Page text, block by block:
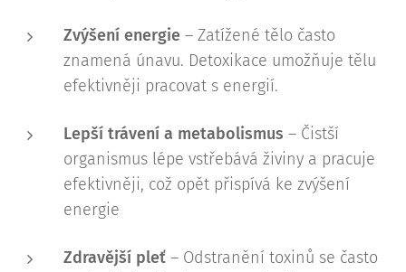
Zvýšení energie – Zatížené tělo často
znamená únavu. Detoxikace umožňuje tělu
efektivněji pracovat s energií.
Lepší trávení a metabolismus – Čistší
organismus lépe vstřebává živiny a pracuje
efektivněji, což opět přispívá ke zvýšení
energie
Zdravější pleť – Odstranění toxinů se často